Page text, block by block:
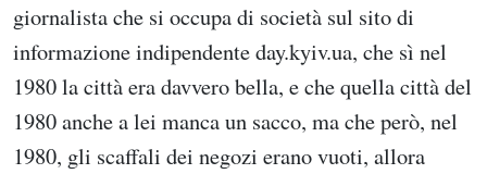
giornalista che si occupa di società sul sito di
informazione indipendente day.kyiv.ua, che sì nel
1980 la città era davvero bella, e che quella città del
1980 anche a lei manca un sacco, ma che però, nel
1980, gli scaffali dei negozi erano vuoti, allora